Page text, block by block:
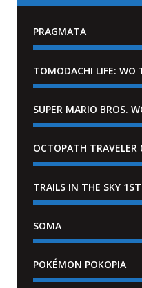
PRAGMATA
TOMODACHI LIFE: WO
OCTOPATH TRAVELER
TRAILS IN THE SKY
SOMA
POKÉMON POKOPIA